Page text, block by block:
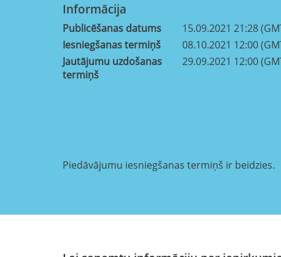
Informācija
Publicēšanas datums
15.09.2021 21:28
Iesniegšanas termiņš
08.10.2021 12:00
Jautājumu uzdošanas
termiņš
29.09.2021 12:00
Piedāvājumu iesniegšanas termiņš ir beidzies.